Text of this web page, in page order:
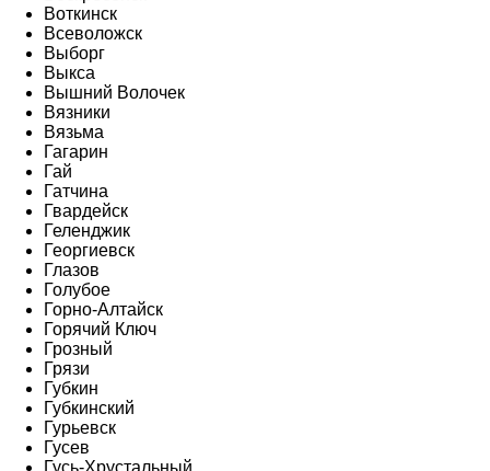
Воткинск
Всеволожск
Выборг
Выкса
Вышний Волочек
Вязники
Вязьма
Гагарин
Гай
Гатчина
Гвардейск
Геленджик
Георгиевск
Глазов
Голубое
Горно-Алтайск
Горячий Ключ
Грозный
Грязи
Губкин
Губкинский
Гурьевск
Гусев
Гусь-Хрустальный